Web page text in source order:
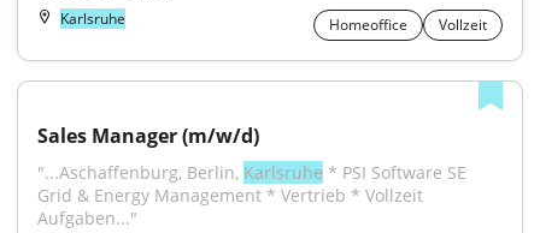
Karlsruhe Homeoffice Vollzeit
Sales Manager (m/w/d)
"...Aschaffenburg, Berlin, Karlsruhe * PSI Software SE
Grid & Energy Management * Vertrieb * Vollzeit
Aufgaben..."